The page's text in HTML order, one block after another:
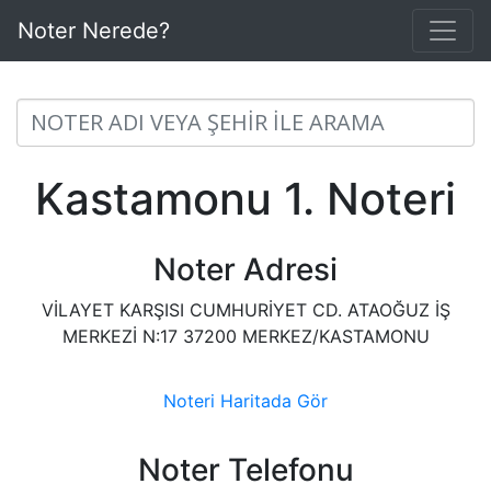
Noter Nerede?
Kastamonu 1. Noteri
Noter Adresi
VİLAYET KARŞISI CUMHURİYET CD. ATAOĞUZ İŞ
MERKEZİ N:17 37200 MERKEZ/KASTAMONU
Noteri Haritada Gör
Noter Telefonu